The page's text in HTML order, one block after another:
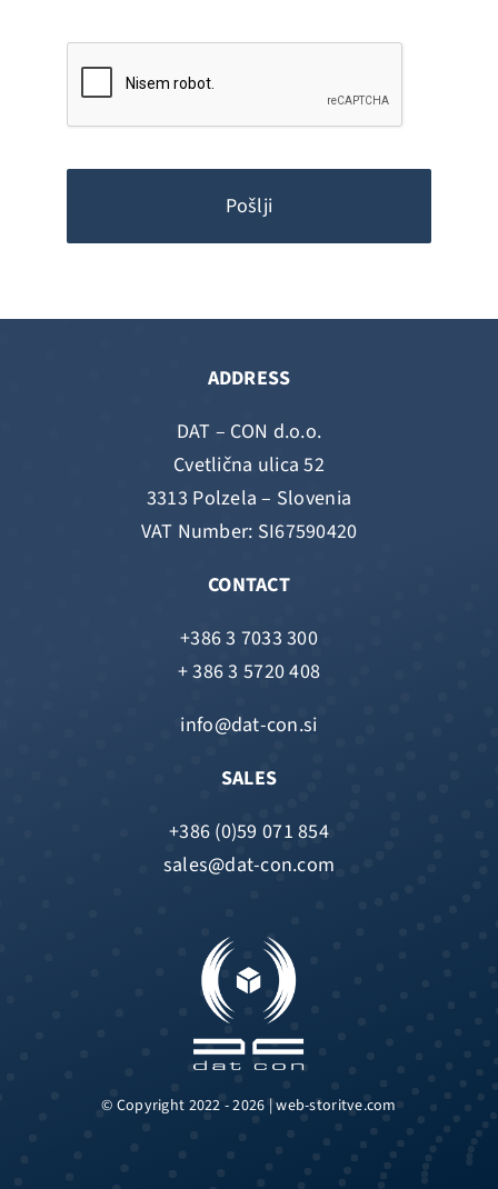
Pošlji
ADDRESS
DAT – CON d.o.o.
Cvetlična ulica 52
3313 Polzela – Slovenia
VAT Number: SI67590420
CONTACT
+386 3 7033 300
+ 386 3 5720 408
info@dat-con.si
SALES
+386 (0)59 071 854
sales@dat-con.com
© Copyright 2022 - 2026 | web-storitve.com